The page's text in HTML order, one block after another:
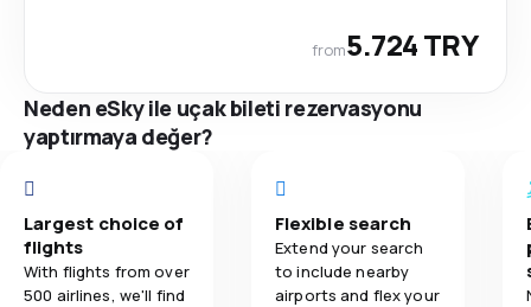
from5.724 TRY
Neden eSky ile uçak bileti rezervasyonu
yaptırmaya değer?
Largest choice of
flights
With flights from over
500 airlines, we'll find
Flexible search
Extend your search
to include nearby
airports and flex your